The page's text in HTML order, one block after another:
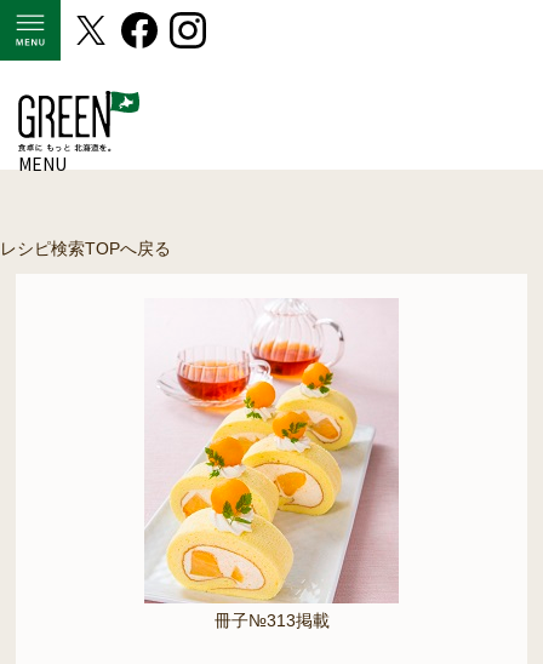
MENU
レシピ検索TOPへ戻る
冊子№313掲載